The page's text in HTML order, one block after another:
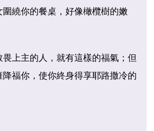
繞你的餐桌，好像橄欖樹的嫩
上主的人，就有這樣的福氣；但
福你，使你終身得享耶路撒冷的